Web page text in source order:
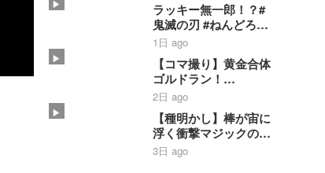
ラッキー無一郎！？#
鬼滅の刃 #ねんどろい
ど #コマ撮り #禰豆子
#時透無一郎
1日 ago
【コマ撮り】黄金合体
ゴルドラン！
【SMP】【黄金勇者
ゴルドラン】#shorts
#ゴルドラン #smp
#stopmotion #黄金合
2日 ago
【種明かし】棒が宙に
浮く衝撃マジックのや
り方大暴露‼️【magic
trick】
3日 ago